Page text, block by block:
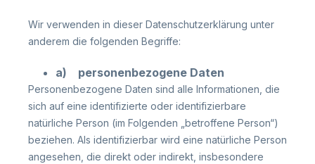
Wir verwenden in dieser Datenschutzerklärung unter
anderem die folgenden Begriffe:
a) personenbezogene Daten
Personenbezogene Daten sind alle Informationen, die
sich auf eine identifizierte oder identifizierbare
natürliche Person (im Folgenden „betroffene Person“)
beziehen. Als identifizierbar wird eine natürliche Person
angesehen, die direkt oder indirekt, insbesondere